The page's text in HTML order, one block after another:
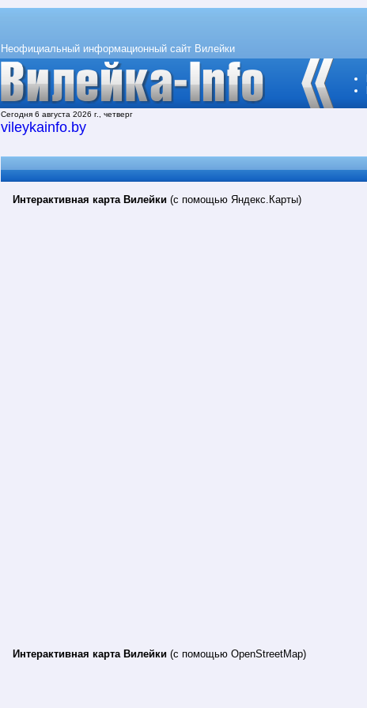
Неофициальный информационный сайт Вилейки
Сегодня 6 августа 2026 г., четверг
vileykainfo.by
Интерактивная карта Вилейки (с помощью Яндекс.Карты)
Интерактивная карта Вилейки (с помощью OpenStreetMap)